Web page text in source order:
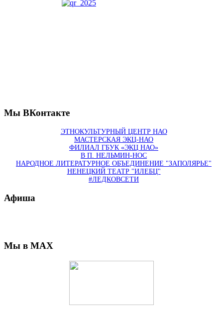
Мы ВКонтакте
ЭТНОКУЛЬТУРНЫЙ ЦЕНТР НАО
МАСТЕРСКАЯ ЭКЦ-НАО
ФИЛИАЛ ГБУК «ЭКЦ НАО»
В П. НЕЛЬМИН-НОС
НАРОДНОЕ ЛИТЕРАТУРНОЕ ОБЪЕДИНЕНИЕ "ЗАПОЛЯРЬЕ"
НЕНЕЦКИЙ ТЕАТР "ИЛЕБЦ"
#ЛЕДКОВСЕТИ
Афиша
Мы в MAX